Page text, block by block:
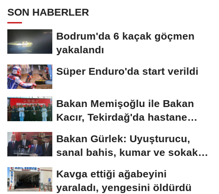
SON HABERLER
Bodrum'da 6 kaçak göçmen
yakalandı
Süper Enduro'da start verildi
Bakan Memişoğlu ile Bakan
Kacır, Tekirdağ'da hastane
Bakan Gürlek: Uyuşturucu,
sanal bahis, kumar ve sokak
Kavga ettiği ağabeyini
yaraladı, yengesini öldürdü